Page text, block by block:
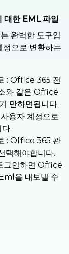
대한 EML 파일
완벽한 도구입
으로 변환하는
: Office 365 전
와 같은 Office
만하면됩니다.
용자 계정으로
.
: Office 365 관
택해야합니다.
그인하면 Office
을 내보낼 수